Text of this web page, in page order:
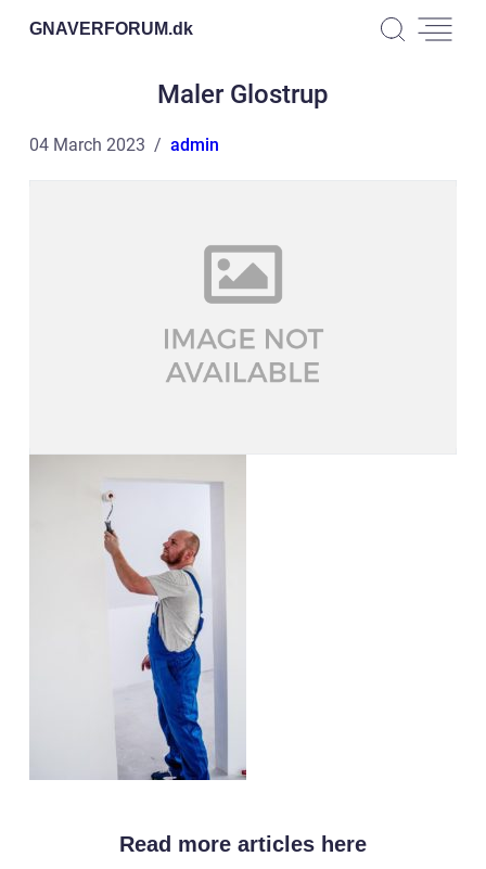
GNAVERFORUM.dk
Maler Glostrup
04 March 2023 admin
Read more articles here